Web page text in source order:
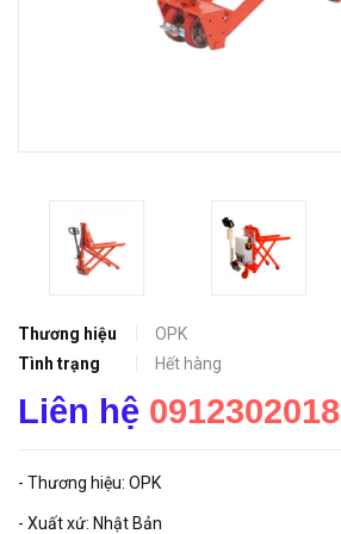
Thương hiệu
OPK
Tình trạng
Hết hàng
Liên hệ 0912302018
- Thương hiệu: OPK
- Xuất xứ: Nhật Bản